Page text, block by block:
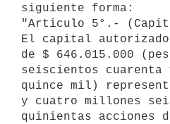
siguiente forma:
"Articulo 5°.-
El capital autorizado
de $ 646.015.000
seiscientos
quince mil)
y cuatro millones
quinientas acciones